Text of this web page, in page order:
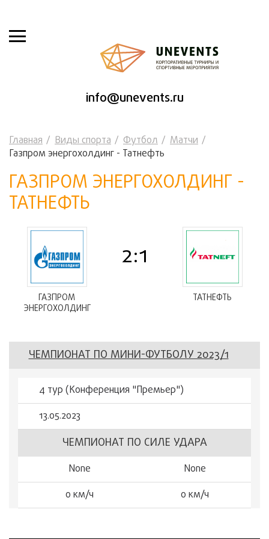
info@unevents.ru
Главная Виды спорта Футбол
Матчи
Газпром энергохолдинг - Татнефть
ГАЗПРОМ ЭНЕРГОХОЛДИНГ -
ТАТНЕФТЬ
ГАЗПРОМ
ЭНЕРГОХОЛДИНГ
2:1
ТАТНЕФТЬ
ЧЕМПИОНАТ ПО МИНИ-ФУТБОЛУ 2023/1
4 тур (Конференция "Премьер")
13.05.2023
ЧЕМПИОНАТ ПО СИЛЕ УДАРА
None
None
0 км/ч
0 км/ч